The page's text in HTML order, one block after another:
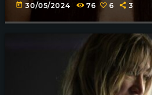
today 30/05/2024 76 6 3